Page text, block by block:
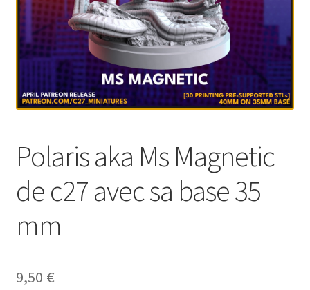
Polaris aka Ms Magnetic
de c27 avec sa base 35
mm
9,50 €